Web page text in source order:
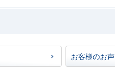
お客様のお声